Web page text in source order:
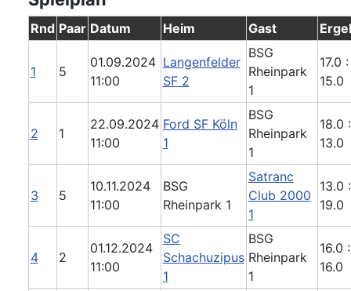
Rnd Paar Datum Heim Gast
1 5
01.09.2024
11:00
Langenfelder
SF 2
BSG
Rheinpark
1
17.0 :
15.0
2 1
22.09.2024
11:00
Ford SF Köln
1
BSG
Rheinpark
1
18.0 :
13.0
3 5
10.11.2024
11:00
BSG
Rheinpark 1
Satranc
Club 2000
1
13.0 :
19.0
4 2
01.12.2024
11:00
SC
Schachuzipus
1
BSG
Rheinpark
1
16.0 :
16.0